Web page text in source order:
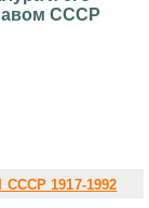
СССР
1917-1992